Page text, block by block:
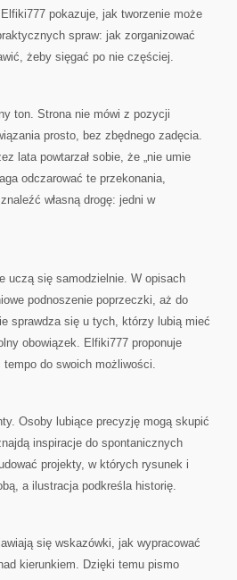
pokazuje, jak tworzenie może
spraw: jak zorganizować
żeby sięgać po nie częściej.
ton. Strona nie mówi z pozycji
prosto, bez zbędnego zadęcia.
lata powtarzał sobie, że „nie umie
odczarować te przekonania,
własną drogę: jedni w
uczą się samodzielnie. W opisach
podnoszenie poprzeczki, aż do
sprawdza się u tych, którzy lubią mieć
obowiązek. Elfiki777 proponuje
do swoich możliwości.
Osoby lubiące precyzję mogą skupić
inspiracje do spontanicznych
projekty, w których rysunek i
a ilustracja podkreśla historię.
się wskazówki, jak wypracować
kierunkiem. Dzięki temu pismo